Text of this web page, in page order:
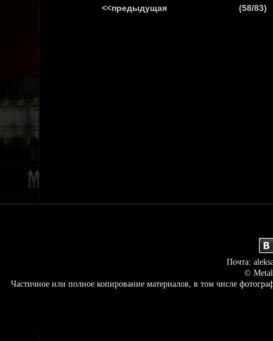
<<предыдущая (58/83)
Почта:
©
Частичное или полное копирование материалов, в том числе